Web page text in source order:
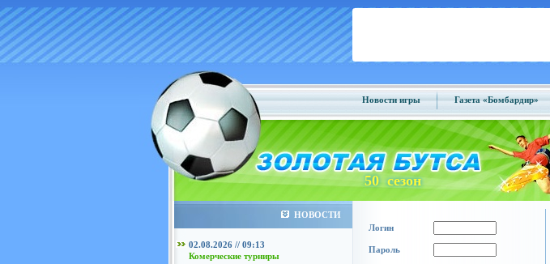
Новости игры Газета «Бомбардир»
50 сезон
НОВОСТИ
02.08.2026 // 09:13
Комерческие турниры
Логин
Пароль